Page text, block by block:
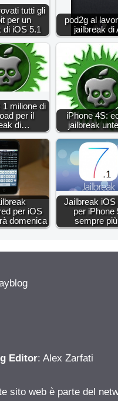
tutti gli
per un
di iOS 5.1
pod2g al
jailbreak di
1 milione di
per il
di…
iPhone 4S:
jailbreak
per iOS
domenica
Jailbreak iOS
per iPhone
sempre
Editor: Alex Zarfati
sito web è parte del